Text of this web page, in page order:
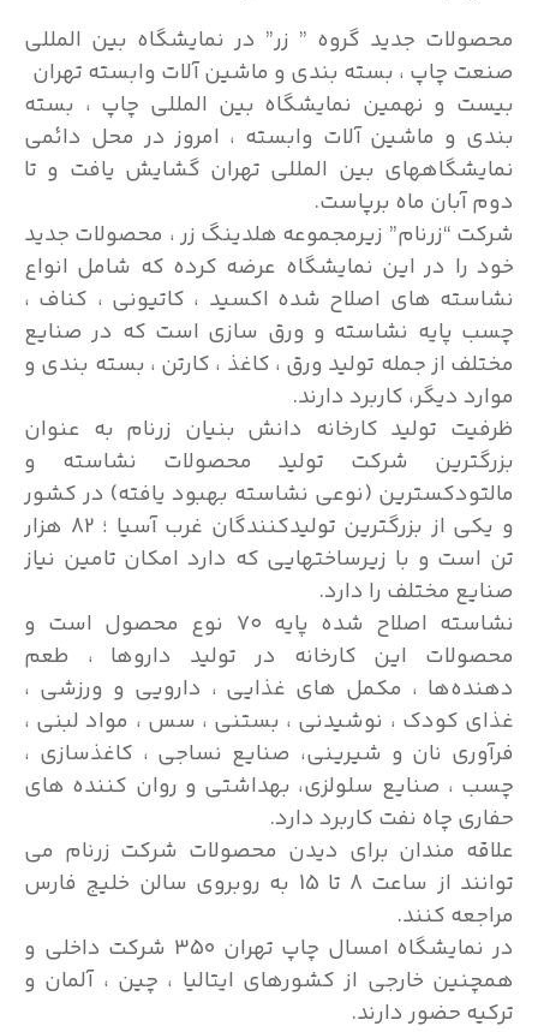
محصولات جدید گروه ” زر” در نمایشگاه بین المللی
صنعت چاپ ، بسته بندی و ماشین آلات وابسته تهران
بیست و نهمین نمایشگاه بین المللی چاپ ، بسته
بندی و ماشین آلات وابسته ، امروز در محل دائمی
نمایشگاههای بین المللی تهران گشایش یافت و تا
دوم آبان ماه برپاست.
شرکت “زرنام” زیرمجموعه هلدینگ زر ، محصولات جدید
خود را در این نمایشگاه عرضه کرده که شامل انواع
نشاسته های اصلاح شده اکسید ، کاتیونی ، کناف ،
چسب پایه نشاسته و ورق سازی است که در صنایع
مختلف از جمله تولید ورق ، کاغذ ، کارتن ، بسته بندی و
موارد دیگر، کاربرد دارند.
ظرفیت تولید کارخانه دانش بنیان زرنام به عنوان
بزرگترین شرکت تولید محصولات نشاسته و
مالتودکسترین (نوعی نشاسته بهبود یافته) در کشور
و یکی از بزرگترین تولیدکنندگان غرب آسیا ؛ 82 هزار
تن است و با زیرساختهایی که دارد امکان تامین نیاز
صنایع مختلف را دارد.
نشاسته اصلاح شده پایه ۷۰ نوع محصول است و
محصولات این کارخانه در تولید داروها ، طعم
دهنده‌ها ، مکمل های غذایی ، دارویی و ورزشی ،
غذای کودک ، نوشیدنی‌ ، بستنی ، سس ، مواد لبنی ،
فرآوری نان و شیرینی، صنایع نساجی ، کاغذسازی ،
چسب ، صنایع سلولزی، بهداشتی و روان کننده‌ های
حفاری چاه نفت کاربرد دارد.
علاقه مندان برای دیدن محصولات شرکت زرنام می
توانند از ساعت 8 تا 15 به روبروی سالن خلیج فارس
مراجعه کنند.
در نمایشگاه امسال چاپ تهران 350 شرکت داخلی و
همچنین خارجی از کشورهای ایتالیا ، چین ، آلمان و
ترکیه حضور دارند.